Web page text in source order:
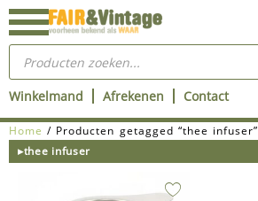
Ga
naar
inhoud
Producten
zoeken
Winkelmand Afrekenen Contact
Home / Producten getagged “thee infuser”
▸thee infuser